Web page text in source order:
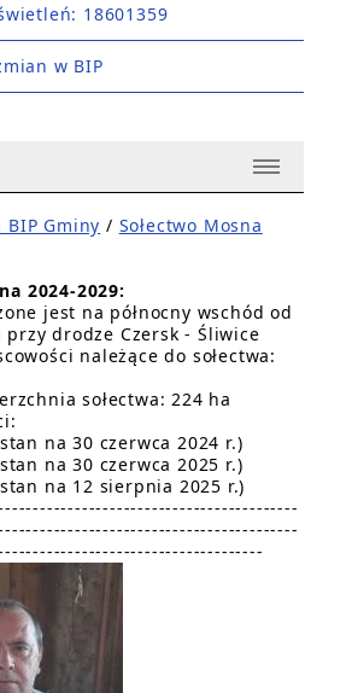
18601359
w BIP
BIP Gminy / Sołectwo Mosna
2024-2029:
jest na północny wschód od
przy drodze Czersk - Śliwice
należące do sołectwa:
sołectwa: 224 ha
na 30 czerwca 2024 r.)
na 30 czerwca 2025 r.)
na 12 sierpnia 2025 r.)